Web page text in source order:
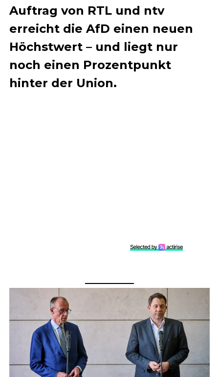
Auftrag von RTL und ntv
erreicht die AfD einen neuen
Höchstwert – und liegt nur
noch einen Prozentpunkt
hinter der Union.